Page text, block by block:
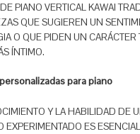
PIANO VERTICAL KAWAI
QUE SUGIEREN UN
O QUE PIDEN UN CARÁCTER
ÍNTIMO.
para piano
Y LA HABILIDAD DE
EXPERIMENTADO ES